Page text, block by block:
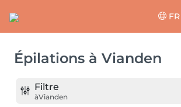
Épilations à Vianden
Filtre
àVianden